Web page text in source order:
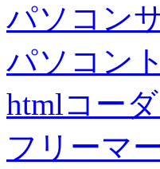
パソコン
パソコン
htmlコー
フリーマ